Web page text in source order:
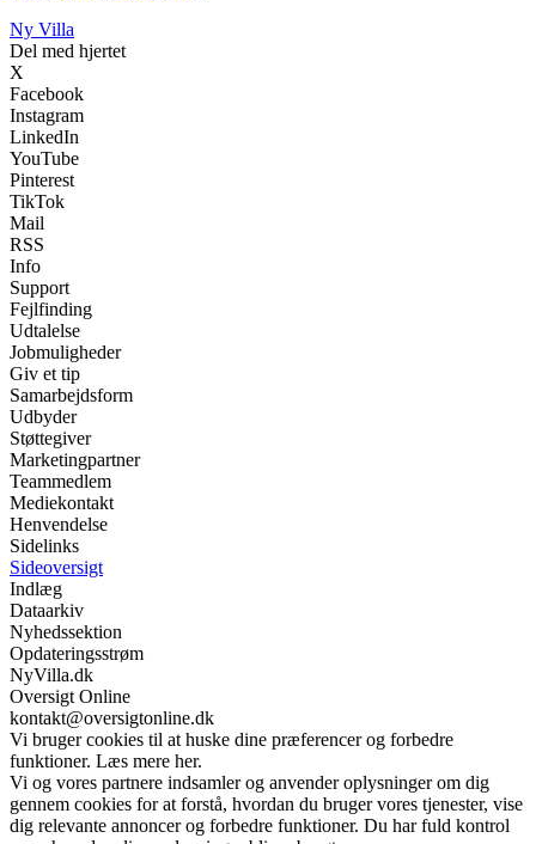
Ny Villa
Del med hjertet
X
Facebook
Instagram
LinkedIn
YouTube
Pinterest
TikTok
Mail
RSS
Info
Support
Fejlfinding
Udtalelse
Jobmuligheder
Giv et tip
Samarbejdsform
Udbyder
Støttegiver
Marketingpartner
Teammedlem
Mediekontakt
Henvendelse
Sidelinks
Sideoversigt
Indlæg
Dataarkiv
Nyhedssektion
Opdateringsstrøm
NyVilla.dk
Oversigt Online
kontakt@oversigtonline.dk
Vi bruger cookies til at huske dine præferencer og forbedre
funktioner. Læs mere her.
Vi og vores partnere indsamler og anvender oplysninger om dig
gennem cookies for at forstå, hvordan du bruger vores tjenester, vise
dig relevante annoncer og forbedre funktioner. Du har fuld kontrol